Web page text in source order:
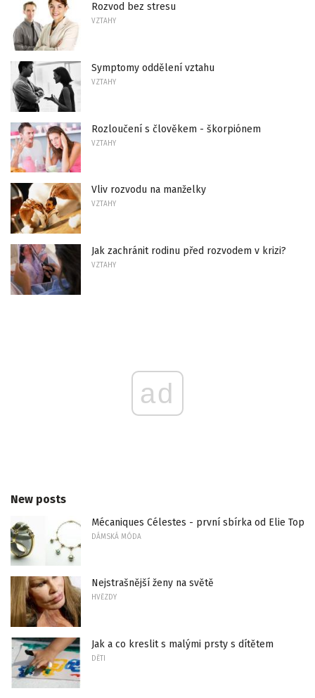
Rozvod bez stresu
VZTAHY
Symptomy oddělení vztahu
VZTAHY
Rozloučení s člověkem - škorpiónem
VZTAHY
Vliv rozvodu na manželky
VZTAHY
Jak zachránit rodinu před rozvodem v krizi?
VZTAHY
ad
New posts
Mécaniques Célestes - první sbírka od Elie Top
DÁMSKÁ MÓDA
Nejstrašnější ženy na světě
HVĚZDY
Jak a co kreslit s malými prsty s dítětem
DĚTI